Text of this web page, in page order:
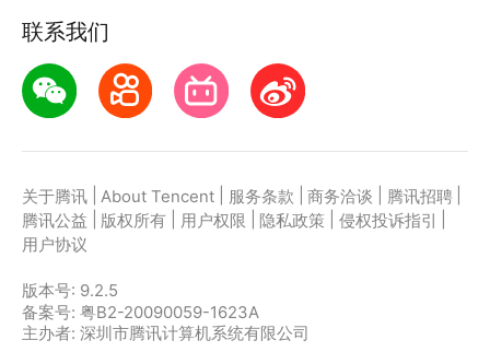
联系我们
关于腾讯 About Tencent 服务条款 商务洽谈 腾讯招聘
腾讯公益
版权所有 用户权限 隐私政策 侵权投诉指引
用户协议
版本号: 9.2.5
备案号: 粤B2-20090059-1623A
主办者: 深圳市腾讯计算机系统有限公司